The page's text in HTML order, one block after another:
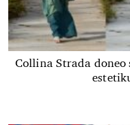
Collina Strada